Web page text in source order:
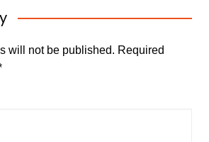
will not be published. Required